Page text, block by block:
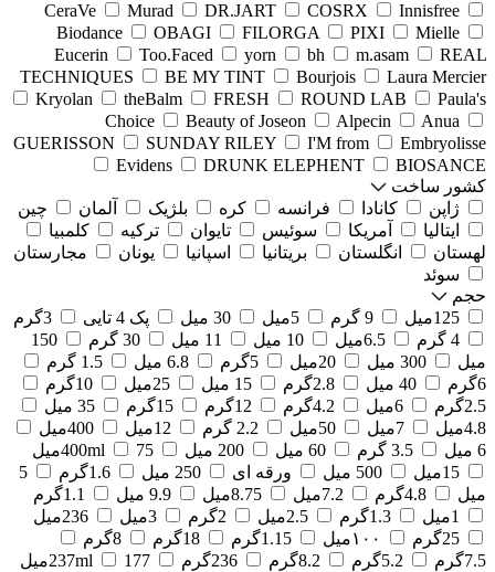
CeraVe
Murad DR.JART COSRX
Innisfree
Biodance
OBAGI FILORGA PIXI
Mielle
Eucerin
Too.Faced yorn bh m.asam
REAL
TECHNIQUES
BE MY TINT Bourjois
Laura Mercier
Kryolan
theBalm FRESH ROUND LAB
Paula's
Choice
Beauty of Joseon Alpecin
Anua
GUERISSON
SUNDAY RILEY I'M from
Embryolisse
Evidens
DRUNK ELEPHENT
BIOSANCE
کشور ساخت
ژاپن
کانادا فرانسه کره بلژیک آلمان
چین
ایتالیا
آمریکا سوئیس تایوان ترکیه
کلمبیا
لهستان
انگلستان بریتانیا اسپانیا یونان
مجارستان
سوئد
حجم
125میل
9 گرم 5میل 30 میل پک 4 تایی
3گرم
4 گرم
6.5میل 10 میل 11 میل 30 گرم
150
میل
300 میل 20میل 5گرم 6.8 میل
1.5 گرم
6گرم
40 میل 2.8گرم 15 میل 25میل
10گرم
2.5گرم
6میل 4.2گرم 12گرم 15گرم
35 میل
4.8میل
7میل 50میل 2.2 گرم 12میل
400میل
6 میل
3.5 گرم 60 میل 200 میل 400ml
75میل
15میل
500 میل ورقه ای 250 میل 1.6گرم
5
میل
4.8گرم 7.2میل 8.75میل 9.9 میل
1.1گرم
1میل
1.3گرم 2.5میل 2گرم 3میل
236میل
25گرم
۱۰۰میل 1.15گرم 18گرم
8گرم
7.5گرم
5.2گرم 8.2گرم 236گرم 237ml
177میل